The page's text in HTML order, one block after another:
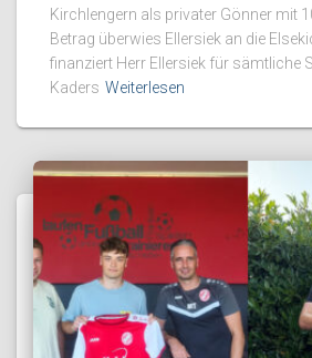
Kirchlengern als privater Gönner mit
Betrag überwies Ellersiek an die
finanziert Herr Ellersiek für sämtliche
Kaders Weiterlesen